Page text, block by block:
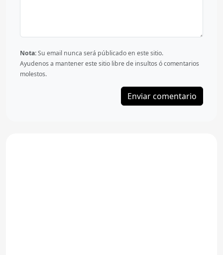
Nota:Su email nunca será públicado en este sitio.
Ayudenos a mantener este sitio libre de insultos ó comentarios
molestos.